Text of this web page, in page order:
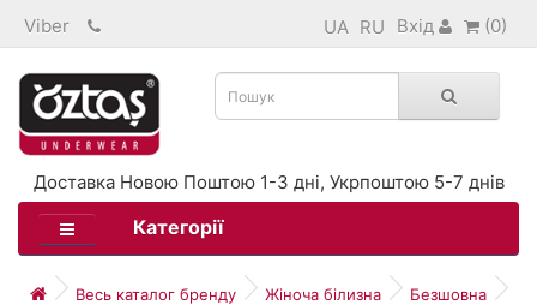
Viber (0)
Вхід
UA RU
Доставка Новою Поштою 1-3 дні, Укрпоштою 5-7 днів
Категорії
Весь каталог бренду Жіноча білизна Безшовна